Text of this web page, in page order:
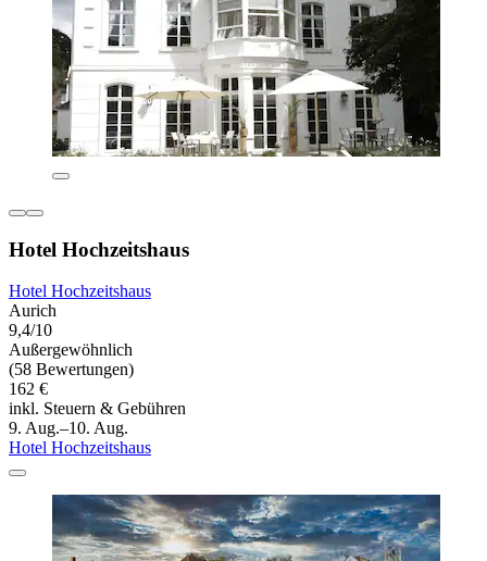
Hotel Hochzeitshaus
Hotel Hochzeitshaus
Aurich
9,4/10
Außergewöhnlich
(58 Bewertungen)
162 €
inkl. Steuern & Gebühren
9. Aug.–10. Aug.
Hotel Hochzeitshaus